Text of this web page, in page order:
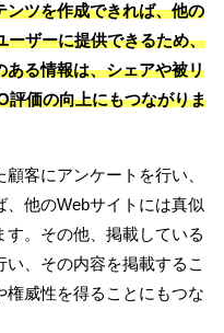
ンツを作成できれば、他の
ーザーに提供できるため、
ある情報は、シェアや被リ
評価の向上にもつながりま
客にアンケートを行い、
他のWebサイトには真似
。その他、掲載している
、その内容を掲載するこ
権威性を得ることにもつな